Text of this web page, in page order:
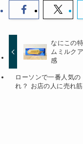
なにこの
ムミルク
感
ローソンで一番人気
れ？ お店の人に売れ